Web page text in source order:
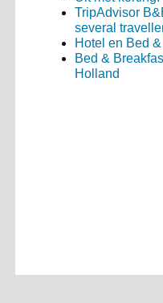
TripAdvisor
several
Hotel en Bed
Bed &
Holland